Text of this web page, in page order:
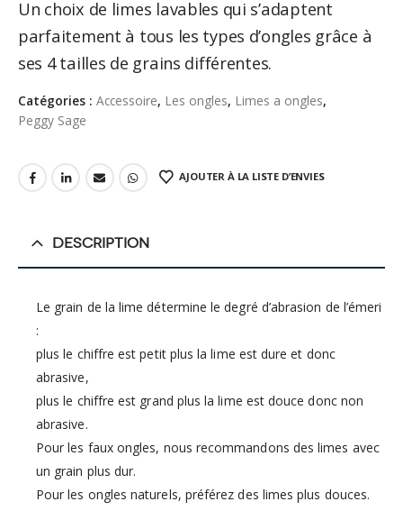
Un choix de limes lavables qui s’adaptent
parfaitement à tous les types d’ongles grâce à
ses 4 tailles de grains différentes.
Catégories : Accessoire, Les ongles, Limes a ongles,
Peggy Sage
AJOUTER À LA LISTE D’ENVIES
DESCRIPTION
Le grain de la lime détermine le degré d’abrasion de l’émeri
:
plus le chiffre est petit plus la lime est dure et donc
abrasive,
plus le chiffre est grand plus la lime est douce donc non
abrasive.
Pour les faux ongles, nous recommandons des limes avec
un grain plus dur.
Pour les ongles naturels, préférez des limes plus douces.